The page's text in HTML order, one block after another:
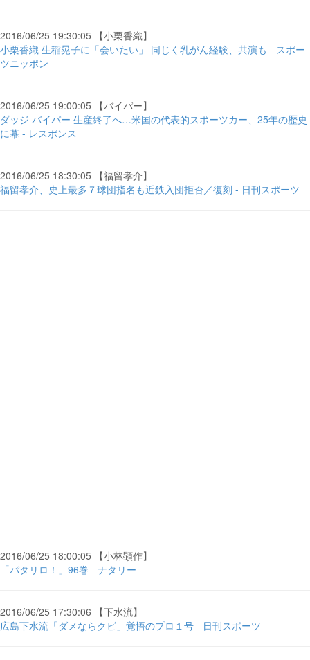
2016/06/25 19:30:05 【小栗香織】
小栗香織 生稲晃子に「会いたい」 同じく乳がん経験、共演も - スポー
ツニッポン
2016/06/25 19:00:05 【バイパー】
ダッジ バイパー 生産終了へ…米国の代表的スポーツカー、25年の歴史
に幕 - レスポンス
2016/06/25 18:30:05 【福留孝介】
福留孝介、史上最多７球団指名も近鉄入団拒否／復刻 - 日刊スポーツ
2016/06/25 18:00:05 【小林顕作】
「パタリロ！」96巻 - ナタリー
2016/06/25 17:30:06 【下水流】
広島下水流「ダメならクビ」覚悟のプロ１号 - 日刊スポーツ